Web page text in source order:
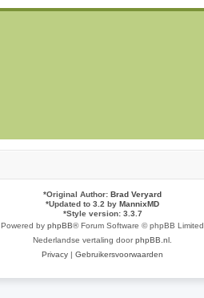
*Original Author: Brad Veryard
*Updated to 3.2 by MannixMD
*Style version: 3.3.7
Powered by phpBB® Forum Software © phpBB Limited
Nederlandse vertaling doorphpBB.nl
Privacy | Gebruikersvoorwaarden